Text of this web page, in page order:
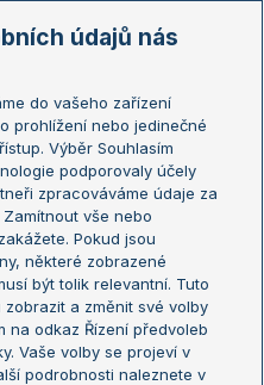
Open
Open
Open
mistrů
mistryň
údajů nás
do vašeho zařízení
prohlížení nebo jedinečné
Výběr Souhlasím
podporovaly účely
zpracováváme údaje za
vše nebo
Pokud jsou
některé zobrazené
být tolik relevantní. Tuto
a změnit své volby
na odkaz Řízení předvoleb
Vaše volby se projeví v
podrobnosti naleznete v